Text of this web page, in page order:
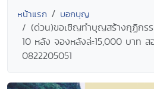
หน้าแรก บอกบุญ
(ด่วน)ขอเชิญทำบุญสร้างกุฏิกร
10 หลัง จองหลังล่ะ15,000 บาท
0822205051